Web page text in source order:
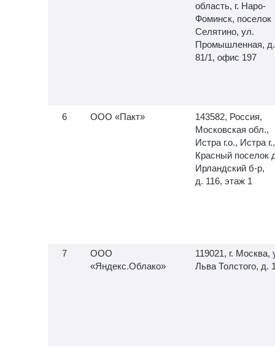
область, г. Наро-
Фоминск, поселок
Селятино, ул.
Промышленная, д.
81/1, офис 197
ООО «Пакт»
143582, Россия,
Московская обл.,
Истра г.о., Истра г.,
Красный поселок
Ирландский б-р,
д. 116, этаж 1
ООО
«Яндекс.Облако»
119021, г. Москва,
Льва Толстого, д.